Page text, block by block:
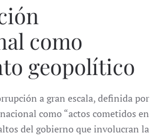
como
geopolítico
a gran esca­la, definida por
como “actos cometidos en
del gobierno que involucran la